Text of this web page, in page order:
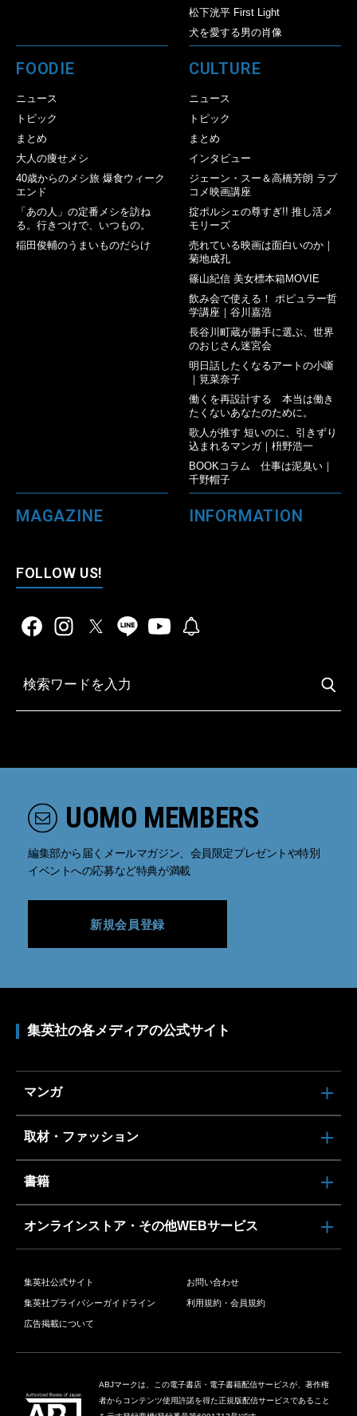
松下洸平 First Light
犬を愛する男の肖像
FOODIE
ニュース
トピック
まとめ
大人の痩せメシ
40歳からのメシ旅 爆食ウィーク
エンド
「あの人」の定番メシを訪ね
る。行きつけで、いつもの。
稲田俊輔のうまいものだらけ
CULTURE
ニュース
トピック
まとめ
インタビュー
ジェーン・スー＆高橋芳朗 ラブ
コメ映画講座
掟ポルシェの尊すぎ!! 推し活メ
モリーズ
売れている映画は面白いのか｜
菊地成孔
篠山紀信 美女標本箱MOVIE
飲み会で使える！ ポピュラー哲
学講座｜谷川嘉浩
長谷川町蔵が勝手に選ぶ、世界
のおじさん迷宮会
明日話したくなるアートの小噺
｜筧菜奈子
働くを再設計する 本当は働き
たくないあなたのために。
歌人が推す 短いのに、引きずり
込まれるマンガ｜枡野浩一
BOOKコラム 仕事は泥臭い｜
千野帽子
MAGAZINE INFORMATION
FOLLOW US!
UOMO MEMBERS
編集部から届くメールマガジン、会員限定プレゼントや特別
イベントへの応募など特典が満載
新規会員登録
集英社の各メディアの公式サイト
マンガ
取材・ファッション
書籍
オンラインストア・その他WEBサービス
集英社公式サイト お問い合わせ
集英社プライバシーガイドライン 利用規約・会員規約
広告掲載について
ABJマークは、この電子書店・電子書籍配信サービスが、著作権
者からコンテンツ使用許諾を得た正規版配信サービスであること